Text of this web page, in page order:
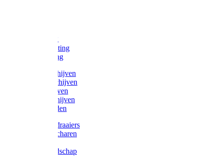
Voetketting
Scheepsketting
Victorketting
Afbraamschijven
Doorslijpschijven
Lamelschijven
Diamantschijven
Laselektroden
Schroevendraaiers
Tangen / Scharen
Meetgereedschap